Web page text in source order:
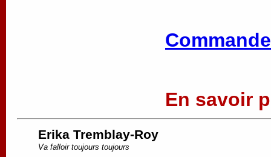
En savoir
Erika Tremblay-Roy
Va falloir toujours toujours